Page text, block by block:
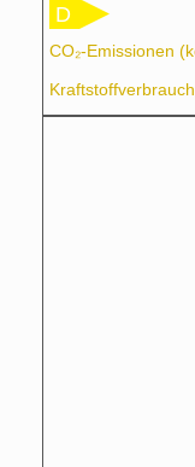
D
CO₂-Emissionen